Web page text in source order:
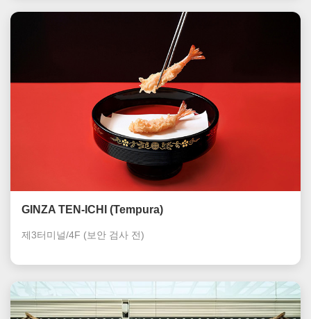
GINZA TEN-ICHI (Tempura)
제3터미널/4F (보안 검사 전)